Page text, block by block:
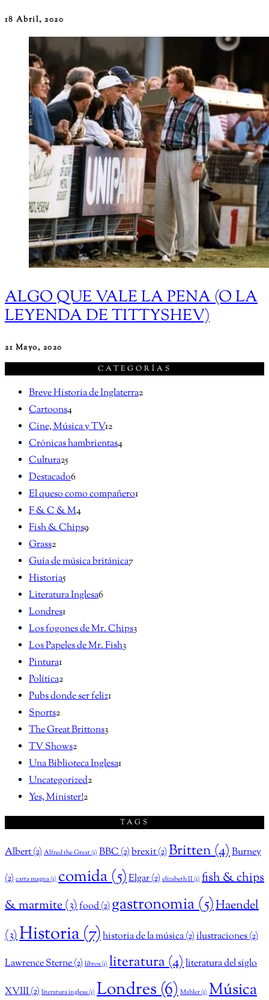
18 Abril, 2020
ALGO QUE VALE LA PENA (O LA
LEYENDA DE TITTYSHEV)
21 Mayo, 2020
CATEGORÍAS
Breve Historia de Inglaterra2
Cartoons4
Cine, Música y TV12
Crónicas hambrientas4
Cultura25
Destacado6
El queso como compañero1
F & C & M4
Fish & Chips9
Grass2
Guía de música británica7
Historia5
Literatura Inglesa6
Londres1
Los fogones de Mr. Chips3
Los Papeles de Mr. Fish3
Pintura1
Política2
Pubs donde ser feliz1
Sports2
The Great Brittons3
TV Shows2
Una Biblioteca Inglesa1
Uncategorized2
Yes, Minister!2
TAGS
Albert(2) Alfred the Great(1) BBC(2)brexit(2)Britten(4)Burney
(2) carta magna(1) comida(5)Elgar(2) elizabeth II(1) fish & chips
& marmite(3)food(2)gastronomia(5)Haendel
(3)Historia(7)historia de la música(2)ilustraciones(2)
Lawrence Sterne(2) libros(1) literatura(4)literatura del siglo
XVIII(2) literatura inglesa(1) Londres(6) Mahler(1) Música